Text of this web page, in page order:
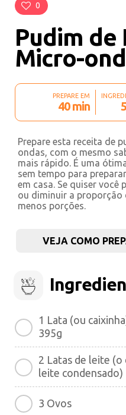
0
Pudim de
Micro-
PREPARE EM
40 min 5
Prepare esta receita de
ondas, com o mesmo
mais rápido. É uma
sem tempo para
em casa. Se quiser você
ou diminuir a proporção
menos porções.
VEJA COMO
1 Lata (ou
395g
2 Latas de leite
leite condensado)
3 Ovos